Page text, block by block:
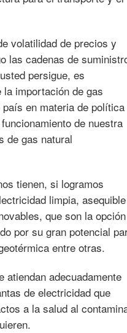
volatilidad de precios y
las cadenas de
persigue, es
importación de gas
en materia de política
de nuestra
de gas natural
tienen, si logramos
limpia,
que son la opción
por su gran potencial
entre otras.
atiendan adecuadamente
de electricidad que
a la salud al